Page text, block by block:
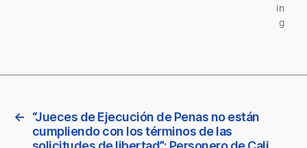
←
“Jueces de Ejecución de Penas no están
cumpliendo con los términos de las